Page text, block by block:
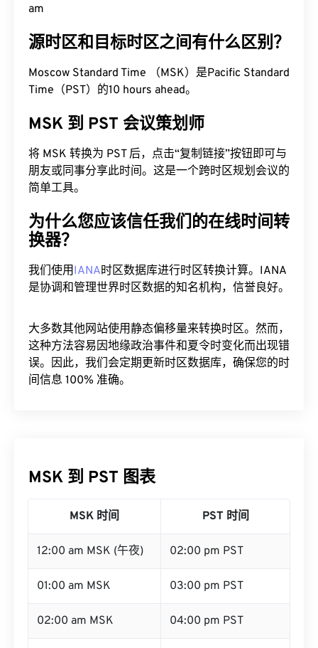
am
源时区和目标时区之间有什么区别？
Moscow Standard Time （MSK）是Pacific Standard
Time（PST）的10 hours ahead。
MSK 到 PST 会议策划师
将 MSK 转换为 PST 后，点击“复制链接”按钮即可与
朋友或同事分享此时间。这是一个跨时区规划会议的
简单工具。
为什么您应该信任我们的在线时间转
换器？
我们使用IANA时区数据库进行时区转换计算。IANA
是协调和管理世界时区数据的知名机构，信誉良好。
大多数其他网站使用静态偏移量来转换时区。然而，
这种方法容易因地缘政治事件和夏令时变化而出现错
误。因此，我们会定期更新时区数据库，确保您的时
间信息 100% 准确。
MSK 到 PST 图表
MSK 时间 PST 时间
12:00 am MSK (午夜) 02:00 pm PST
01:00 am MSK 03:00 pm PST
02:00 am MSK 04:00 pm PST